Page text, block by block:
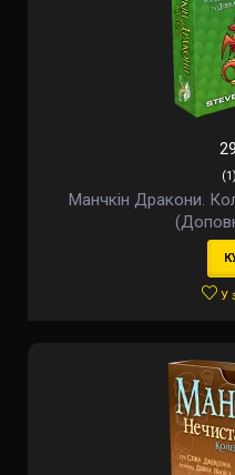
(1)
Манчкін Дракони.
У